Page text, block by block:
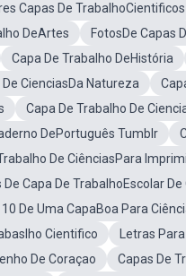
Capas De TrabalhoCientificos
DeArtes
FotosDe Capas
Capa De Trabalho DeHistória
CienciasDa Natureza
Capa De Trabalho De
DePortuguês Tumblr
De CiênciasPara
De Capa De TrabalhoEscolar De
10 De Uma CapaBoa Para
Cientifico
Letras
De Coraçao
Capas De